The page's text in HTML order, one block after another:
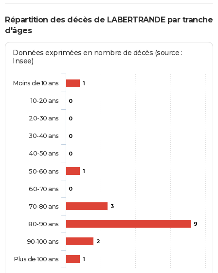
Répartition des décès de LABERTRANDE par tranche
d'âges
Données exprimées en nombre de décès (source :
Insee)
1
0
0
0
0
1
0
3
9
2
1
Moins de 10 ans
10-20 ans
20-30 ans
30-40 ans
40-50 ans
50-60 ans
60-70 ans
70-80 ans
80-90 ans
90-100 ans
Plus de 100 ans